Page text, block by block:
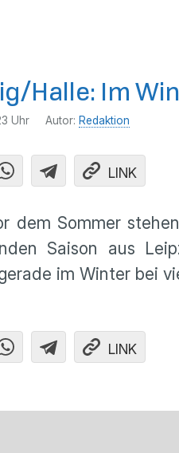
Halle: Im
Uhr Autor: Redaktion
LINK
dem Sommer
Saison aus
im Winter bei
LINK